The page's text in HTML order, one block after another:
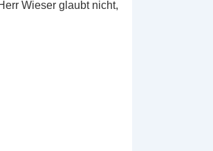
Wieser glaubt nicht,